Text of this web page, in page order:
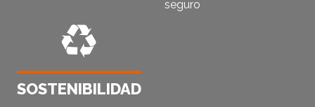
seguro
SOSTENIBILIDAD